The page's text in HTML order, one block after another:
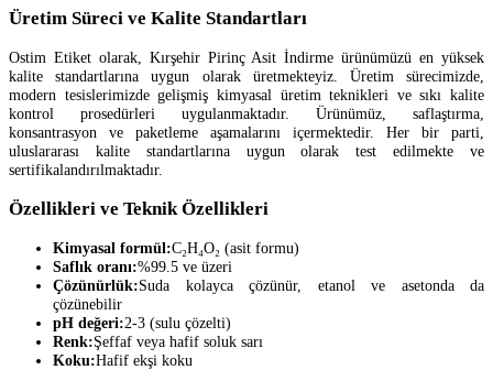
Üretim Süreci ve Kalite Standartları
Ostim Etiket olarak, Kırşehir Pirinç Asit İndirme ürünümüzü en yüksek
kalite standartlarına uygun olarak üretmekteyiz. Üretim sürecimizde,
modern tesislerimizde gelişmiş kimyasal üretim teknikleri ve sıkı kalite
kontrol prosedürleri uygulanmaktadır. Ürünümüz, saflaştırma,
konsantrasyon ve paketleme aşamalarını içermektedir. Her bir parti,
uluslararası kalite standartlarına uygun olarak test edilmekte ve
sertifikalandırılmaktadır.
Özellikleri ve Teknik Özellikleri
Kimyasal formül:C₂H₄O₂ (asit formu)
Saflık oranı:%99.5 ve üzeri
Çözünürlük:Suda kolayca çözünür, etanol ve asetonda da
çözünebilir
pH değeri:2-3 (sulu çözelti)
Renk:Şeffaf veya hafif soluk sarı
Koku:Hafif ekşi koku